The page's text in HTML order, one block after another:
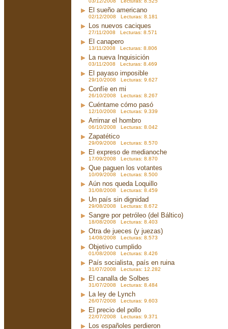
El sueño americano
02/12/2008 Lecturas: 8.181
Los nuevos caciques
27/11/2008 Lecturas: 8.571
El canapero
13/11/2008 Lecturas: 8.806
La nueva Inquisición
03/11/2008 Lecturas: 8.469
El payaso imposible
29/10/2008 Lecturas: 9.627
Confíe en mi
26/10/2008 Lecturas: 8.267
Cuéntame cómo pasó
12/10/2008 Lecturas: 9.339
Arrimar el hombro
06/10/2008 Lecturas: 8.042
Zapatético
29/09/2008 Lecturas: 8.570
El expreso de medianoche
17/09/2008 Lecturas: 8.870
Que paguen los votantes
10/09/2008 Lecturas: 8.500
Aún nos queda Loquillo
31/08/2008 Lecturas: 8.459
Un país sin dignidad
29/08/2008 Lecturas: 8.672
Sangre por petróleo (del Báltico)
18/08/2008 Lecturas: 8.403
Otra de jueces (y juezas)
14/08/2008 Lecturas: 8.573
Objetivo cumplido
01/08/2008 Lecturas: 8.426
País socialista, país en ruina
31/07/2008 Lecturas: 12.282
El canalla de Solbes
31/07/2008 Lecturas: 8.484
La ley de Lynch
26/07/2008 Lecturas: 9.603
El precio del pollo
22/07/2008 Lecturas: 9.371
Los españoles perdieron